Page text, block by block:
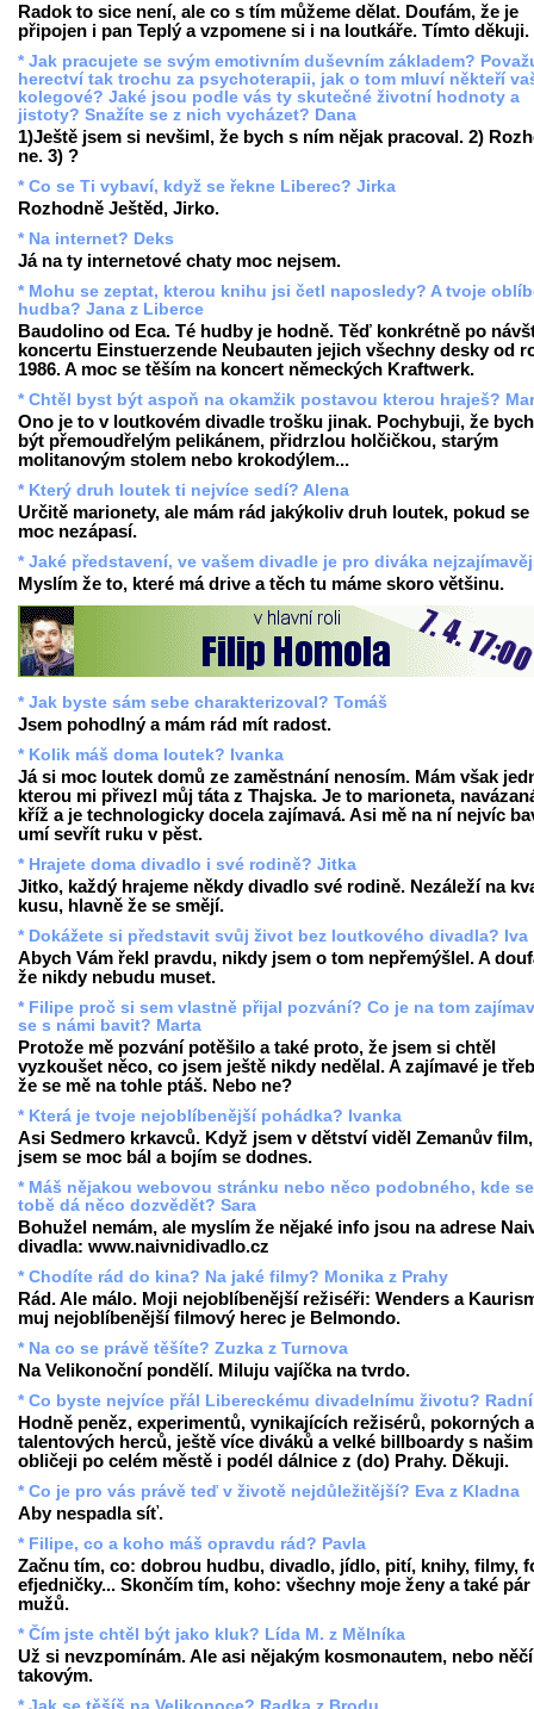
Radok to sice není, ale co s tím můžeme dělat. Doufám, že je
připojen i pan Teplý a vzpomene si i na loutkáře. Tímto děkuji.
* Jak pracujete se svým emotivním duševním základem?
herectví tak trochu za psychoterapii, jak o tom mluví někteří
kolegové? Jaké jsou podle vás ty skutečné životní hodnoty a
jistoty? Snažíte se z nich vycházet? Dana
1)Ještě jsem si nevšiml, že bych s ním nějak pracoval. 2)
ne. 3) ?
* Co se Ti vybaví, když se řekne Liberec? Jirka
Rozhodně Ještěd, Jirko.
* Na internet? Deks
Já na ty internetové chaty moc nejsem.
* Mohu se zeptat, kterou knihu jsi četl naposledy? A tvoje
hudba? Jana z Liberce
Baudolino od Eca. Té hudby je hodně. Těď konkrétně po
koncertu Einstuerzende Neubauten jejich všechny desky od
1986. A moc se těším na koncert německých Kraftwerk.
* Chtěl byst být aspoň na okamžik postavou kterou hraješ?
Ono je to v loutkovém divadle trošku jinak. Pochybuji, že
být přemoudřelým pelikánem, přidrzlou holčičkou, starým
molitanovým stolem nebo krokodýlem...
* Který druh loutek ti nejvíce sedí? Alena
Určitě marionety, ale mám rád jakýkoliv druh loutek, pokud se
moc nezápasí.
* Jaké představení, ve vašem divadle je pro diváka
Myslím že to, které má drive a těch tu máme skoro většinu.
* Jak byste sám sebe charakterizoval? Tomáš
Jsem pohodlný a mám rád mít radost.
* Kolik máš doma loutek? Ivanka
Já si moc loutek domů ze zaměstnání nenosím. Mám však
kterou mi přivezl můj táta z Thajska. Je to marioneta,
kříž a je technologicky docela zajímavá. Asi mě na ní nejvíc
umí sevřít ruku v pěst.
* Hrajete doma divadlo i své rodině? Jitka
Jitko, každý hrajeme někdy divadlo své rodině. Nezáleží na
kusu, hlavně že se smějí.
* Dokážete si představit svůj život bez loutkového divadla? Iva
Abych Vám řekl pravdu, nikdy jsem o tom nepřemýšlel. A
že nikdy nebudu muset.
* Filipe proč si sem vlastně přijal pozvání? Co je na tom
se s námi bavit? Marta
Protože mě pozvání potěšilo a také proto, že jsem si chtěl
vyzkoušet něco, co jsem ještě nikdy nedělal. A zajímavé je
že se mě na tohle ptáš. Nebo ne?
* Která je tvoje nejoblíbenější pohádka? Ivanka
Asi Sedmero krkavců. Když jsem v dětství viděl Zemanův
jsem se moc bál a bojím se dodnes.
* Máš nějakou webovou stránku nebo něco podobného, kde
tobě dá něco dozvědět? Sara
Bohužel nemám, ale myslím že nějaké info jsou na adrese
divadla: www.naivnidivadlo.cz
* Chodíte rád do kina? Na jaké filmy? Monika z Prahy
Rád. Ale málo. Moji nejoblíbenější režiséři: Wenders a
muj nejoblíbenější filmový herec je Belmondo.
* Na co se právě těšíte? Zuzka z Turnova
Na Velikonoční pondělí. Miluju vajíčka na tvrdo.
* Co byste nejvíce přál Libereckému divadelnímu životu? Radní
Hodně peněz, experimentů, vynikajících režisérů, pokorných a
talentových herců, ještě více diváků a velké billboardy s
obličeji po celém městě i podél dálnice z (do) Prahy. Děkuji.
* Co je pro vás právě teď v životě nejdůležitější? Eva z Kladna
Aby nespadla síť.
* Filipe, co a koho máš opravdu rád? Pavla
Začnu tím, co: dobrou hudbu, divadlo, jídlo, pití, knihy, filmy,
efjedničky... Skončím tím, koho: všechny moje ženy a také pár
mužů.
* Čím jste chtěl být jako kluk? Lída M. z Mělníka
Už si nevzpomínám. Ale asi nějakým kosmonautem, nebo
takovým.